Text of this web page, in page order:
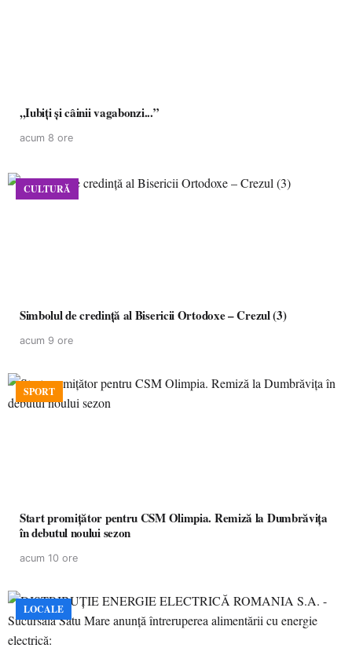
,,Iubiți și câinii vagabonzi...”
acum 8 ore
CULTURĂ
Simbolul de credinţă al Bisericii Ortodoxe – Crezul (3)
acum 9 ore
SPORT
Start promițător pentru CSM Olimpia. Remiză la Dumbrăvița
în debutul noului sezon
acum 10 ore
LOCALE